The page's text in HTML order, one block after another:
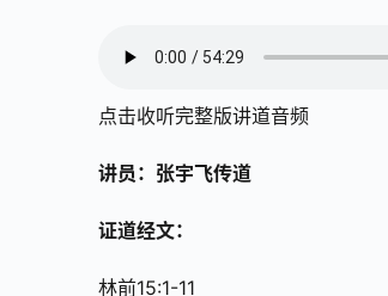
点击收听完整版讲道音频
讲员：张宇飞传道
证道经文：
林前15:1-11